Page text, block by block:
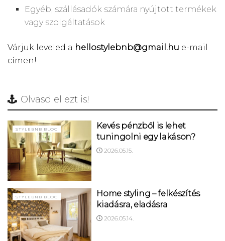
Egyéb, szállásadók számára nyújtott termékek
vagy szolgáltatások
Várjuk leveled a hellostylebnb@gmail.hu e-mail
címen!
Olvasd el ezt is!
STYLEBNB BLOG
Kevés pénzből is lehet
tuningolni egy lakáson?
2026.05.15.
STYLEBNB BLOG
Home styling – felkészítés
kiadásra, eladásra
2026.05.14.